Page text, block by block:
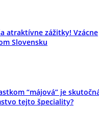
atraktívne zážitky! Vzácne
Slovensku
“májová” je
tejto špeciality?